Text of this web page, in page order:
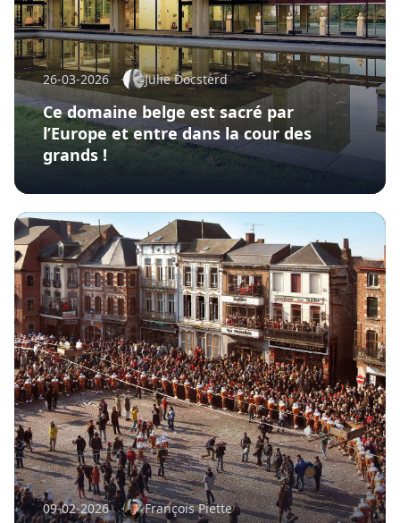
26-03-2026 Julie Docsterd
Ce domaine belge est sacré par
l’Europe et entre dans la cour des
grands !
09-02-2026 François Piette